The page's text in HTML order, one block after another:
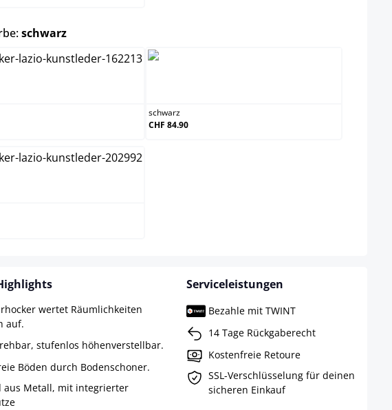
schwarzauswählen
schwarz
CHF 84.90
wertet Räumlichkeiten
auf.
stufenlos höhenverstellbar.
Böden durch Bodenschoner.
aus Metall, mit integrierter
Serviceleistungen
Bezahle mit TWINT
14 Tage Rückgaberecht
Kostenfreie Retoure
SSL-Verschlüsselung für deinen
sicheren Einkauf